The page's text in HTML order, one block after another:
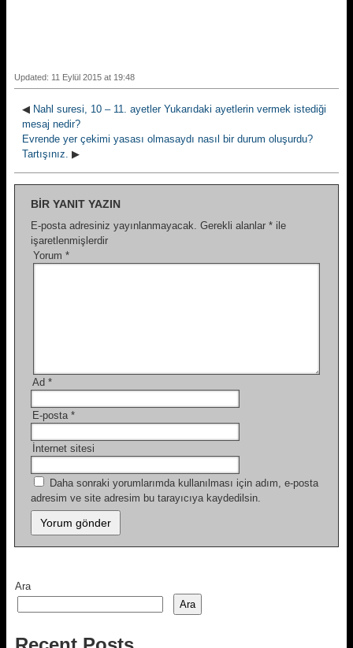
Updated: 11 Eylül 2015 at 19:48
◀ Nahl suresi, 10 – 11. ayetler Yukarıdaki ayetlerin vermek istediği
mesaj nedir?
Evrende yer çekimi yasası olmasaydı nasıl bir durum oluşurdu?
Tartışınız. ▶
BIR YANIT YAZIN
E-posta adresiniz yayınlanmayacak. Gerekli alanlar * ile
işaretlenmişlerdir
Yorum *
Ad *
E-posta *
İnternet sitesi
Daha sonraki yorumlarımda kullanılması için adım, e-posta
adresim ve site adresim bu tarayıcıya kaydedilsin.
Ara
Ara